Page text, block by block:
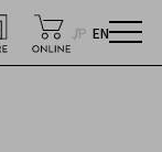
JP EN